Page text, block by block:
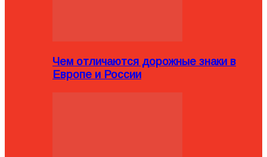
Чем отличаются дорожные знаки в
Европе и России